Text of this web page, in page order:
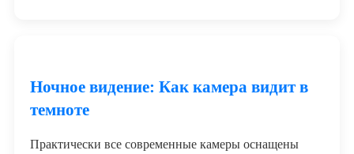
Ночное видение: Как камера видит в
темноте
Практически все современные камеры оснащены